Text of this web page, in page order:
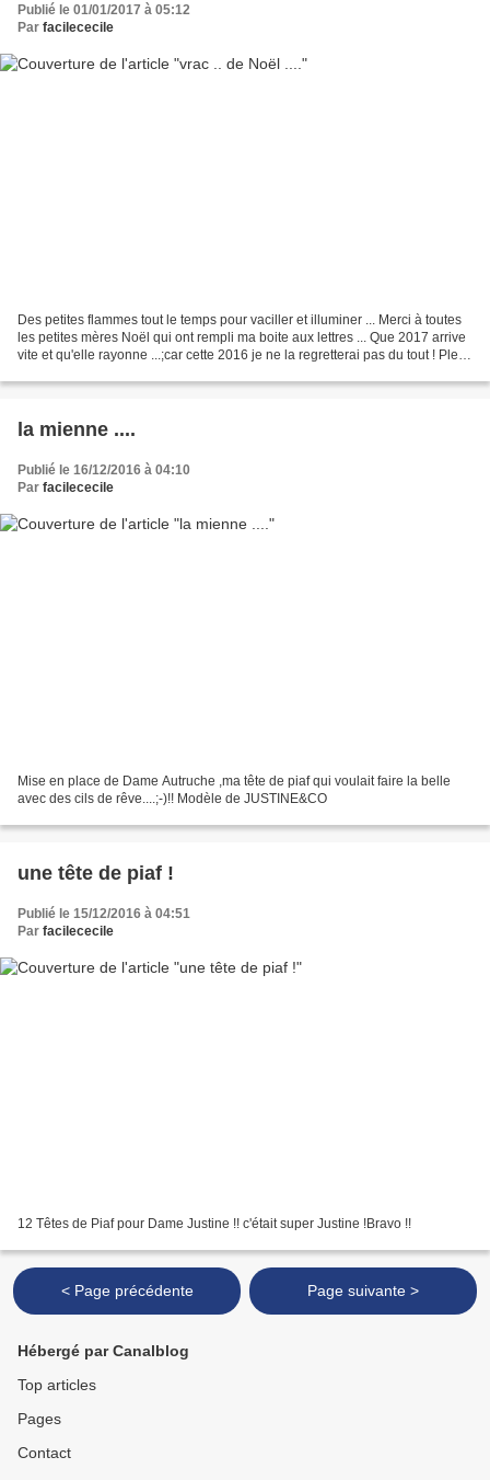
Publié le 01/01/2017 à 05:12
Par facilececile
Des petites flammes tout le temps pour vaciller et illuminer ... Merci à toutes
les petites mères Noël qui ont rempli ma boite aux lettres ... Que 2017 arrive
vite et qu'elle rayonne ...;car cette 2016 je ne la regretterai pas du tout ! Plein
la mienne ....
Publié le 16/12/2016 à 04:10
Par facilececile
Mise en place de Dame Autruche ,ma tête de piaf qui voulait faire la belle
avec des cils de rêve....;-)!! Modèle de JUSTINE&CO
une tête de piaf !
Publié le 15/12/2016 à 04:51
Par facilececile
12 Têtes de Piaf pour Dame Justine !! c'était super Justine !Bravo !!
< Page précédente Page suivante >
Hébergé par Canalblog
Top articles
Pages
Contact